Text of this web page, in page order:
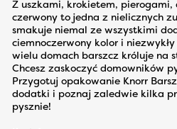
Z uszkami, krokietem, pierogami,
czerwony to jedna z nielicznych
smakuje niemal ze wszystkimi
ciemnoczerwony kolor i
wielu domach barszcz króluje na
Chcesz zaskoczyć domowników
Przygotuj opakowanie Knorr
dodatki i poznaj zaledwie kilka
pysznie!